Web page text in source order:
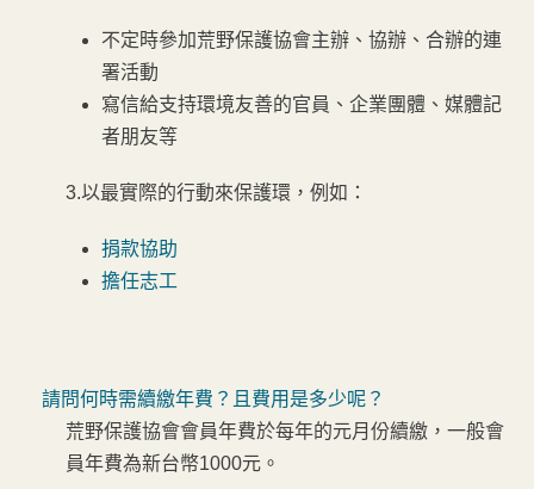
不定時參加荒野保護協會主辦、協辦、合辦的連
署活動
寫信給支持環境友善的官員、企業團體、媒體記
者朋友等
3.以最實際的行動來保護環，例如：
捐款協助
擔任志工
請問何時需續繳年費？且費用是多少呢？
荒野保護協會會員年費於每年的元月份續繳，一般會
員年費為新台幣1000元。